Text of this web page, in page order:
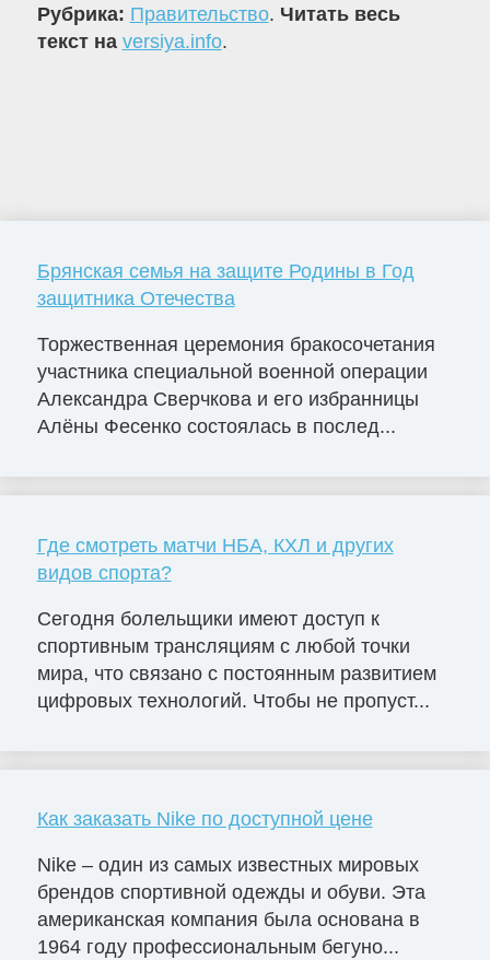
Рубрика: Правительство. Читать весь
текст на versiya.info.
Брянская семья на защите Родины в Год
защитника Отечества
Торжественная церемония бракосочетания
участника специальной военной операции
Александра Сверчкова и его избранницы
Алёны Фесенко состоялась в послед...
Где смотреть матчи НБА, КХЛ и других
видов спорта?
Сегодня болельщики имеют доступ к
спортивным трансляциям с любой точки
мира, что связано с постоянным развитием
цифровых технологий. Чтобы не пропуст...
Как заказать Nike по доступной цене
Nike – один из самых известных мировых
брендов спортивной одежды и обуви. Эта
американская компания была основана в
1964 году профессиональным бегуно...